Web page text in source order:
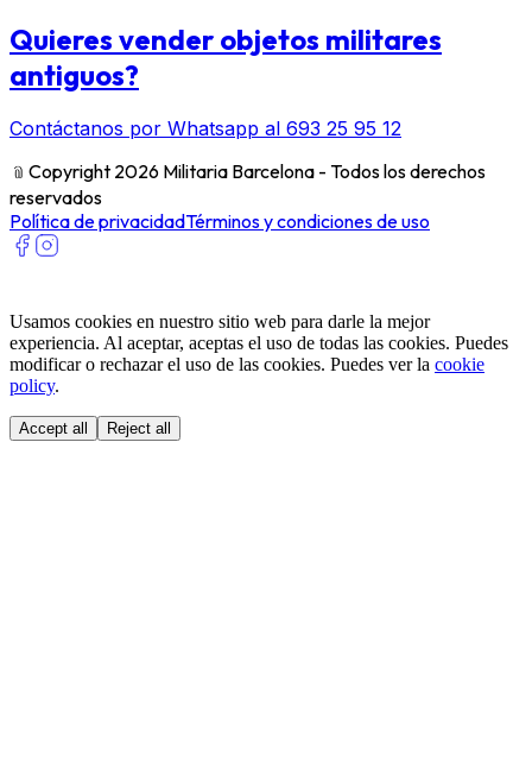
Quieres vender objetos militares
antiguos?
Contáctanos por Whatsapp al 693 25 95 12
﹫ Copyright 2026 Militaria Barcelona - Todos los derechos
reservados
Política de privacidadTérminos y condiciones de uso
Usamos cookies en nuestro sitio web para darle la mejor
experiencia. Al aceptar, aceptas el uso de todas las cookies. Puedes
modificar o rechazar el uso de las cookies. Puedes ver la cookie
policy.
Accept all Reject all